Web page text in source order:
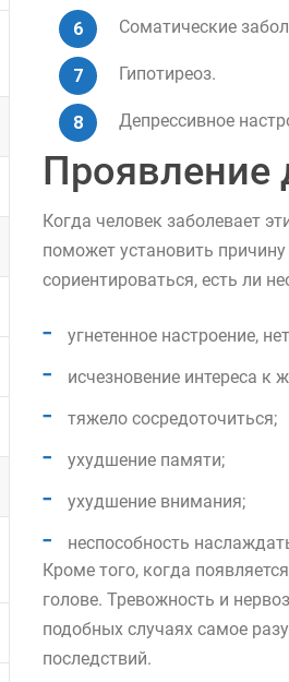
Соматические
Гипотиреоз.
Депрессивное
Проявление
Когда человек заболевает
поможет установить
сориентироваться, есть ли
угнетенное настроение,
исчезновение интереса к
тяжело сосредоточиться;
ухудшение памяти;
ухудшение внимания;
неспособность
Кроме того, когда
голове. Тревожность и
подобных случаях самое
последствий.